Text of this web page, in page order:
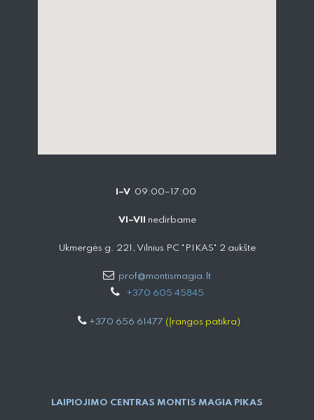
I–V 09:00–17:00
VI–VII nedirbame
Ukmergės g. 221, Vilnius PC "PIKAS" 2 aukšte
prof@montismagia.lt
+370 605 4584​5
+370 656 61477 (Įrangos patikra)
LAIPIOJIMO CENTRAS MONTIS MAGIA PIKAS